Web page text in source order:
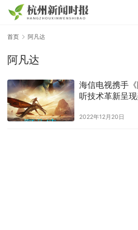
首页 阿凡达
阿凡达
海信电视携手
听技术革新呈
2022年12月20日